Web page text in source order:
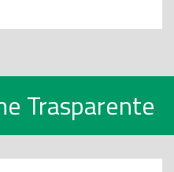
Trasparente